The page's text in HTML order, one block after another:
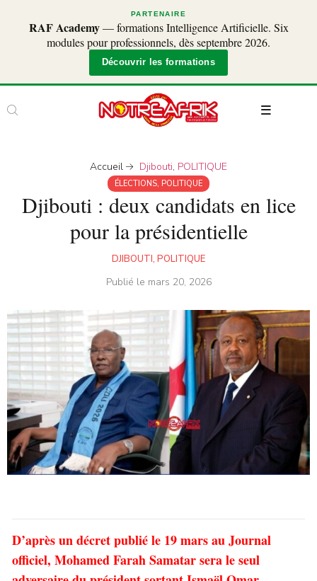
PARTENAIRE
RAF Academy— formations Intelligence Artificielle. Six
modules pour professionnels, dès septembre 2026.
Découvrir les formations
Accueil Djibouti, POLITIQUE
ÉLECTIONS, POLITIQUE
Djibouti : deux candidats en lice
pour la présidentielle
DJIBOUTI, POLITIQUE
Publié le mars 20, 2026
D’après un décret publié le 19 mars au Journal
officiel, Mohamed Farah Samatar sera le seul